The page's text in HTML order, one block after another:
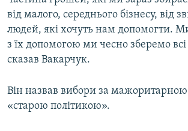
від малого, середнього бізнесу, від
людей, які хочуть нам допомогти.
з їх допомогою ми чесно зберемо
сказав Вакарчук.
Він назвав вибори за
«старою політикою».